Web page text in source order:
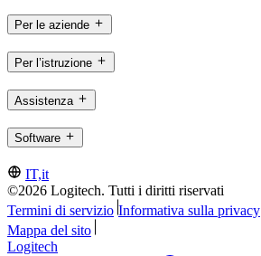
Per le aziende
Per l’istruzione
Assistenza
Software
IT,it
©2026 Logitech. Tutti i diritti riservati
Termini di servizio Informativa sulla privacy
Mappa del sito
Logitech